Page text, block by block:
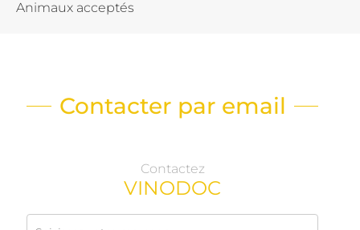
Animaux acceptés
Contacter par email
Contactez
VINODOC